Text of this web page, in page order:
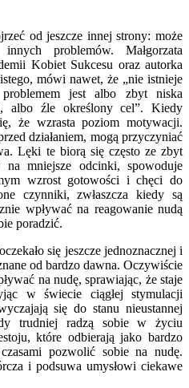
od jeszcze innej strony: może
problemów. Małgorzata
Kobiet Sukcesu oraz autorka
mówi nawet, że „nie istnieje
jest albo zbyt niska
albo źle określony cel”. Kiedy
że wzrasta poziom motywacji.
działaniem, mogą przyczyniać
Lęki te biorą się często ze zbyt
mniejsze odcinki, spowoduje
wzrost gotowości i chęci do
czynniki, zwłaszcza kiedy są
wpływać na reagowanie nudą
poradzić.
się jeszcze jednoznacznej i
od bardzo dawna. Oczywiście
na nudę, sprawiając, że staje
w świecie ciągłej stymulacji
się do stanu nieustannej
trudniej radzą sobie w życiu
które odbierają jako bardzo
pozwolić sobie na nudę.
i podsuwa umysłowi ciekawe